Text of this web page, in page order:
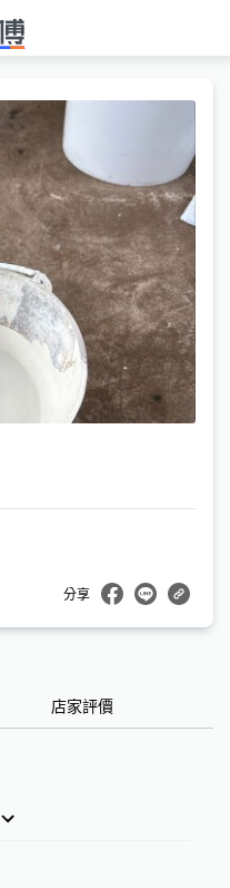
分享
店家評價